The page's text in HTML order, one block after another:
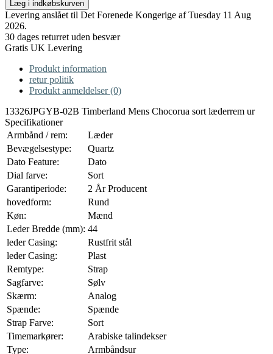
Levering anslået til Det Forenede Kongerige af Tuesday 11 Aug
2026.
30 dages returret uden besvær
Gratis UK Levering
Produkt information
retur politik
Produkt anmeldelser (0)
13326JPGYB-02B Timberland Mens Chocorua sort læderrem ur
Specifikationer
Armbånd / rem:
Læder
Bevægelsestype:
Quartz
Dato Feature:
Dato
Dial farve:
Sort
Garantiperiode:
2 År Producent
hovedform:
Rund
Køn:
Mænd
Leder Bredde (mm): 44
leder Casing:
Rustfrit stål
leder Casing:
Plast
Remtype:
Strap
Sagfarve:
Sølv
Skærm:
Analog
Spænde:
Spænde
Strap Farve:
Sort
Timemarkører:
Arabiske talindekser
Type:
Armbåndsur